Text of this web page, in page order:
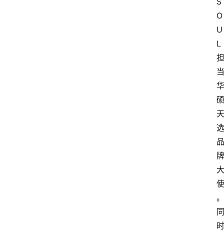
O
U
L
担
当
华
硕
天
选
品
牌
大
使
。
同
时